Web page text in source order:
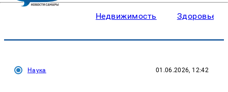
Недвижимость Здоровье
Наука 01.06.2026, 12:42